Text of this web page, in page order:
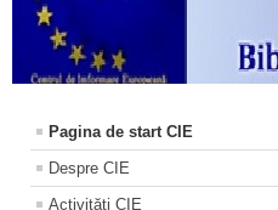
Pagina de start CIE
Despre CIE
Activități CIE